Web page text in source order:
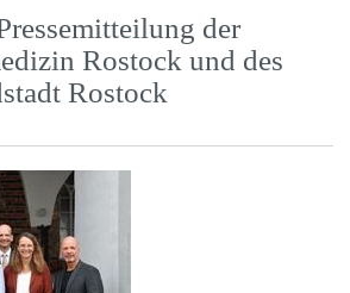
der
Rostock und des
Rostock